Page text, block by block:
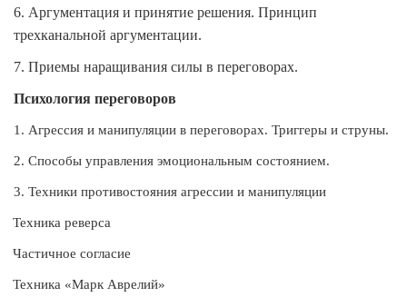
6. Аргументация и принятие решения. Принцип
трехканальной аргументации.
7. Приемы наращивания силы в переговорах.
Психология переговоров
1. Агрессия и манипуляции в переговорах. Триггеры и струны.
2. Способы управления эмоциональным состоянием.
3. Техники противостояния агрессии и манипуляции
Техника реверса
Частичное согласие
Техника «Марк Аврелий»